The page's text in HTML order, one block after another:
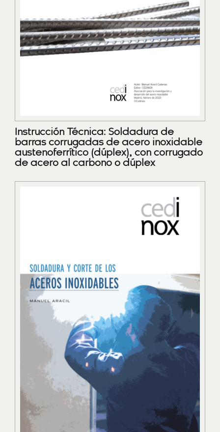
Instrucción Técnica: Soldadura de
barras corrugadas de acero inoxidable
austenoferrítico (dúplex), con corrugado
de acero al carbono o dúplex